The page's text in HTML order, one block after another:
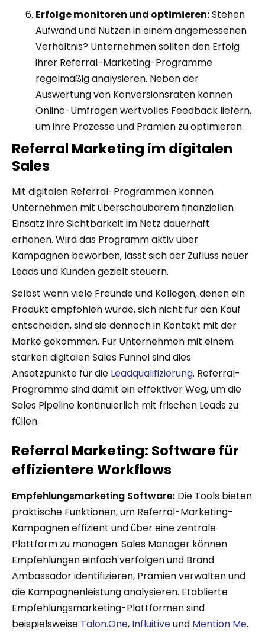
Erfolge monitoren und optimieren:Stehen
Aufwand und Nutzen in einem angemessenen
Verhältnis? Unternehmen sollten den Erfolg
ihrer Referral-Marketing-Programme
regelmäßig analysieren. Neben der
Auswertung von Konversionsraten können
Online-Umfragen wertvolles Feedback liefern,
um ihre Prozesse und Prämien zu optimieren.
Referral Marketing im digitalen
Sales
Mit digitalen Referral-Programmen können
Unternehmen mit überschaubarem finanziellen
Einsatz ihre Sichtbarkeit im Netz dauerhaft
erhöhen. Wird das Programm aktiv über
Kampagnen beworben, lässt sich der Zufluss neuer
Leads und Kunden gezielt steuern.
Selbst wenn viele Freunde und Kollegen, denen ein
Produkt empfohlen wurde, sich nicht für den Kauf
entscheiden, sind sie dennoch in Kontakt mit der
Marke gekommen. Für Unternehmen mit einem
starken digitalen Sales Funnel sind dies
Ansatzpunkte für die Leadqualifizierung. Referral-
Programme sind damit ein effektiver Weg, um die
Sales Pipeline kontinuierlich mit frischen Leads zu
füllen.
Referral Marketing: Software für
effizientere Workflows
Empfehlungsmarketing Software: Die Tools bieten
praktische Funktionen, um Referral-Marketing-
Kampagnen effizient und über eine zentrale
Plattform zu managen. Sales Manager können
Empfehlungen einfach verfolgen und Brand
Ambassador identifizieren, Prämien verwalten und
die Kampagnenleistung analysieren. Etablierte
Empfehlungsmarketing-Plattformen sind
beispielsweise Talon.One, Influitiveund Mention Me.